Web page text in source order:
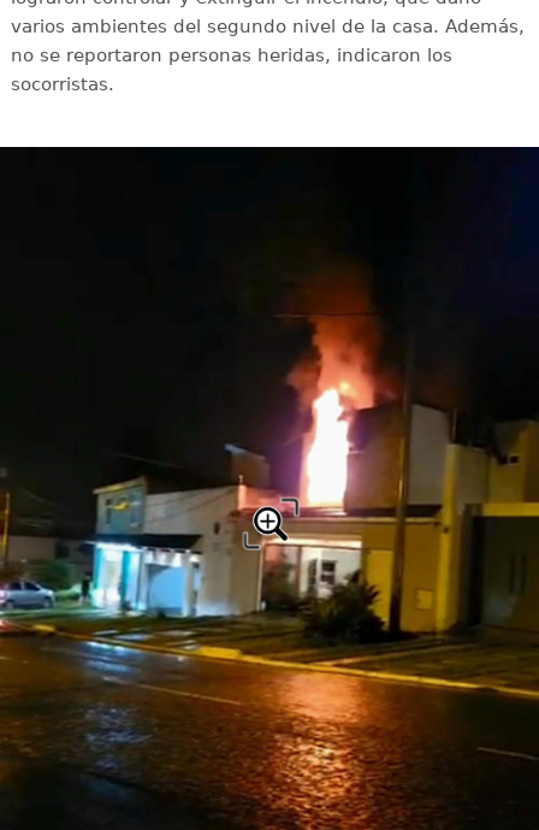
varios ambientes del segundo nivel de la casa. Además,
no se reportaron personas heridas, indicaron los
socorristas.